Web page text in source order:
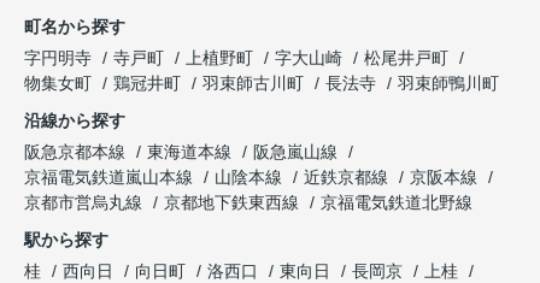
町名から探す
字円明寺
寺戸町 上植野町 字大山崎
松尾井戸町
物集女町
鶏冠井町 羽束師古川町 長法寺
羽束師鴨川町
沿線から探す
阪急京都本線
東海道本線
阪急嵐山線
京福電気鉄道嵐山本線
山陰本線 近鉄京都線
京阪本線
京都市営烏丸線
京都地下鉄東西線
京福電気鉄道北野線
駅から探す
桂
西向日 向日町 洛西口 東向日 長岡京
上桂